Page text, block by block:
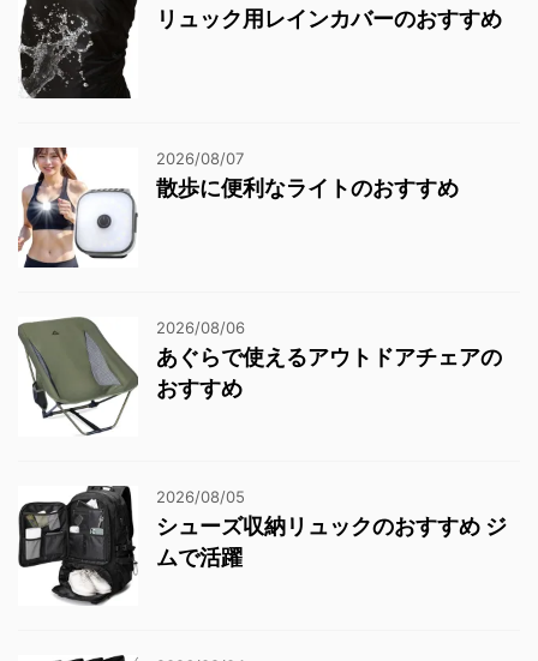
リュック用レインカバーのおすすめ
2026/08/07
散歩に便利なライトのおすすめ
2026/08/06
あぐらで使えるアウトドアチェアの
おすすめ
2026/08/05
シューズ収納リュックのおすすめ ジ
ムで活躍